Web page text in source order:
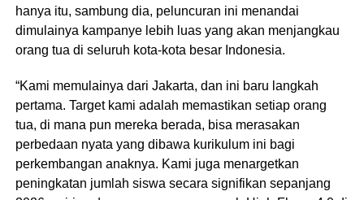
hanya itu, sambung dia, peluncuran ini menandai
dimulainya kampanye lebih luas yang akan menjangkau
orang tua di seluruh kota-kota besar Indonesia.
“Kami memulainya dari Jakarta, dan ini baru langkah
pertama. Target kami adalah memastikan setiap orang
tua, di mana pun mereka berada, bisa merasakan
perbedaan nyata yang dibawa kurikulum ini bagi
perkembangan anaknya. Kami juga menargetkan
peningkatan jumlah siswa secara signifikan sepanjang